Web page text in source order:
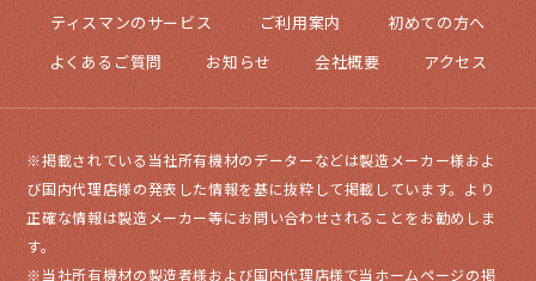
ティスマンのサービス ご利用案内
初めての方へ
よくあるご質問
お知らせ 会社概要 アクセス
※掲載されている当社所有機材のデーターなどは製造メーカー様およ
び国内代理店様の発表した情報を基に抜粋して掲載しています。より
正確な情報は製造メーカー等にお問い合わせされることをお勧めしま
す。
※当社所有機材の製造者様および国内代理店様で当ホームページの掲